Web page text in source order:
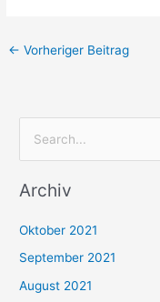
← Vorheriger Beitrag
c
n
n
Archiv
Oktober 2021
September 2021
August 2021